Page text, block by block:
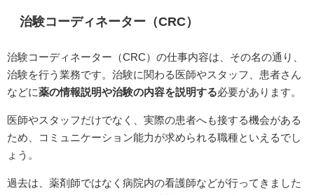
治験コーディネーター（CRC）
治験コーディネーター（CRC）の仕事内容は、その名の通り、
治験を行う業務です。治験に関わる医師やスタッフ、患者さん
などに薬の情報説明や治験の内容を説明する必要があります。
医師やスタッフだけでなく、実際の患者へも接する機会がある
ため、コミュニケーション能力が求められる職種といえるでし
ょう。
過去は、薬剤師ではなく病院内の看護師などが行ってきました